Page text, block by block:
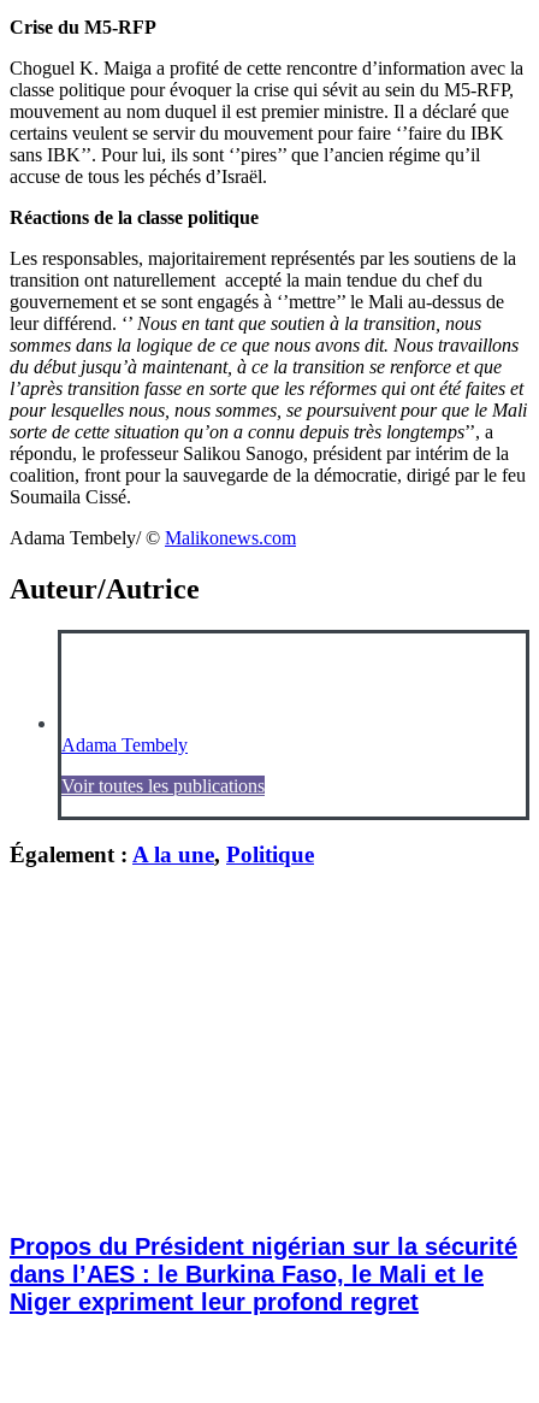
Crise du M5-RFP
Choguel K. Maiga a profité de cette rencontre d’information avec la
classe politique pour évoquer la crise qui sévit au sein du M5-RFP,
mouvement au nom duquel il est premier ministre. Il a déclaré que
certains veulent se servir du mouvement pour faire ‘’faire du IBK
sans IBK’’. Pour lui, ils sont ‘’pires’’ que l’ancien régime qu’il
accuse de tous les péchés d’Israël.
Réactions de la classe politique
Les responsables, majoritairement représentés par les soutiens de la
transition ont naturellement accepté la main tendue du chef du
gouvernement et se sont engagés à ‘’mettre’’ le Mali au-dessus de
leur différend. ‘’ Nous en tant que soutien à la transition, nous
sommes dans la logique de ce que nous avons dit. Nous travaillons
du début jusqu’à maintenant, à ce la transition se renforce et que
l’après transition fasse en sorte que les réformes qui ont été faites et
pour lesquelles nous, nous sommes, se poursuivent pour que le Mali
sorte de cette situation qu’on a connu depuis très longtemps’’, a
répondu, le professeur Salikou Sanogo, président par intérim de la
coalition, front pour la sauvegarde de la démocratie, dirigé par le feu
Soumaila Cissé.
Adama Tembely/©️ Malikonews.com
Auteur/Autrice
Adama Tembely
Voir toutes les publications
Également : A la une, Politique
Propos du Président nigérian sur la sécurité
dans l’AES : le Burkina Faso, le Mali et le
Niger expriment leur profond regret